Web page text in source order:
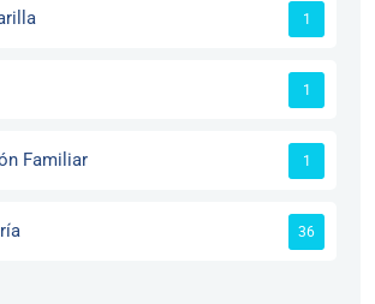
1
1
Familiar 1
36